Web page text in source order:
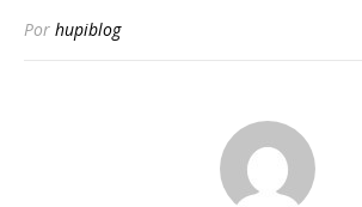
Por hupiblog